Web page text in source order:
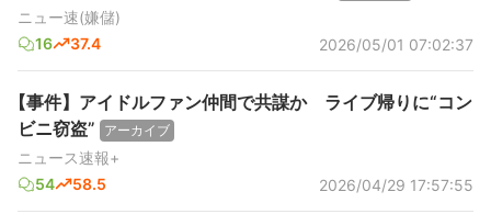
ニュー速(嫌儲)
16
37.4 2026/05/01 07:02:37
【事件】アイドルファン仲間で共謀か ライブ帰りに“コン
ビニ窃盗”
アーカイブ
ニュース速報+
54
58.5 2026/04/29 17:57:55